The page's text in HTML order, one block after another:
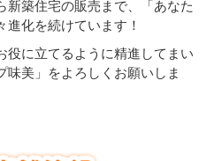
新築住宅の販売まで、「あなた
化を続けています！
役に立てるように精進してまい
味美」をよろしくお願いしま